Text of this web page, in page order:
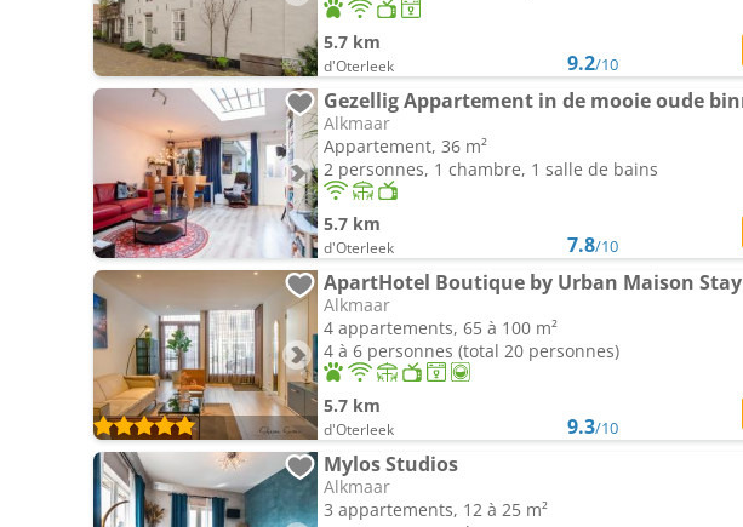
5.7 km
d'Oterleek 9.2/10
Alkmaar
Appartement, 36 m²
2 personnes, 1 chambre, 1 salle de bains
5.7 km
d'Oterleek 7.8/10
ApartHotel Boutique by Urban Maison Stay
Alkmaar
4 appartements, 65 à 100 m²
4 à 6 personnes (total 20 personnes)
5.7 km
d'Oterleek 9.3/10
Mylos Studios
Alkmaar
3 appartements, 12 à 25 m²